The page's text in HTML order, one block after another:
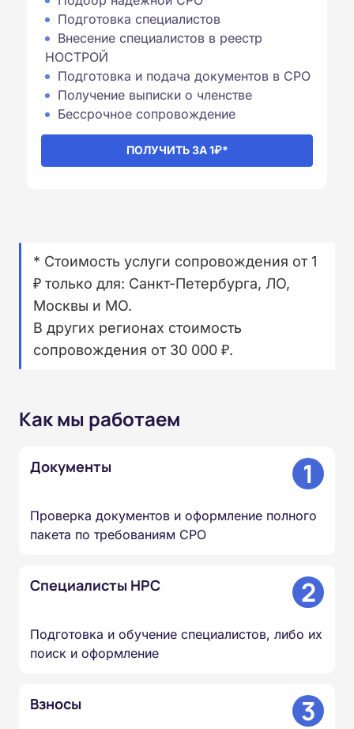
Подготовка специалистов
Внесение специалистов в реестр
НОСТРОЙ
Подготовка и подача документов в СРО
Получение выписки о членстве
Бессрочное сопровождение⁠
ПОЛУЧИТЬ ЗА 1₽*
* Стоимость услуги сопровождения от 1
₽ только для: Санкт-Петербурга, ЛО,
Москвы и МО.
В других регионах стоимость
сопровождения от 30 000 ₽.
Как мы работаем
Документы 1
Проверка документов и оформление полного
пакета по требованиям СРО
Специалисты НРС 2
Подготовка и обучение специалистов, либо их
поиск и оформление
Взносы 3